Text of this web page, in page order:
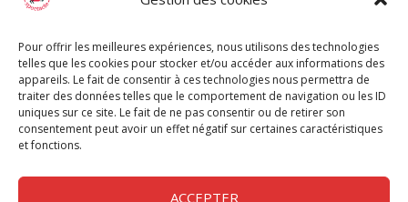
Pour offrir les meilleures expériences, nous utilisons des technologies
telles que les cookies pour stocker et/ou accéder aux informations des
appareils. Le fait de consentir à ces technologies nous permettra de
traiter des données telles que le comportement de navigation ou les ID
uniques sur ce site. Le fait de ne pas consentir ou de retirer son
consentement peut avoir un effet négatif sur certaines caractéristiques
et fonctions.
ACCEPTER
Chèque Intermittents
Chèque Compta
Chèque Emploi Spectacle
G-Pods
Profession Audio-visuel